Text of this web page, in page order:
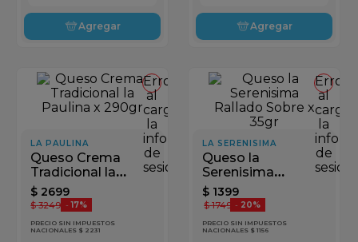
Agregar Agregar
Error
al
cargar
la
información
de
sesión
LA PAULINA
Queso Crema
Tradicional la
Paulina x 290gr
$ 2699
$ 3249 -17%
PRECIO SIN IMPUESTOS
NACIONALES $ 2231
Error
al
cargar
la
de
sesión
LA SERENISIMA
Queso la
Serenisima
Rallado Sobre x
35gr
$ 1399
$ 1749 - 20%
PRECIO SIN IMPUESTOS
NACIONALES $ 1156